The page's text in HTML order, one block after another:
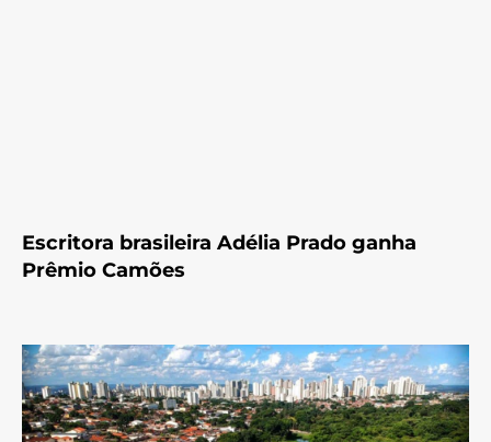
Escritora brasileira Adélia Prado ganha
Prêmio Camões